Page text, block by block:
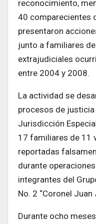
reconocimiento,
40 comparecientes
presentaron
junto a familiares
extrajudiciales
entre 2004 y 2008.
La actividad se
procesos de
Jurisdicción
17 familiares de 11
reportadas
durante
integrantes del
No. 2 “Coronel Juan
Durante ocho